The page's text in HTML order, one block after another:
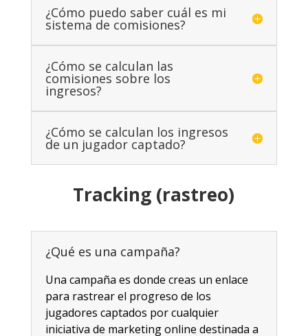
¿Cómo puedo saber cuál es mi
sistema de comisiones?
¿Cómo se calculan las
comisiones sobre los
ingresos?
¿Cómo se calculan los ingresos
de un jugador captado?
Tracking (rastreo)
¿Qué es una campaña?
Una campaña es donde creas un enlace
para rastrear el progreso de los
jugadores captados por cualquier
iniciativa de marketing online destinada a